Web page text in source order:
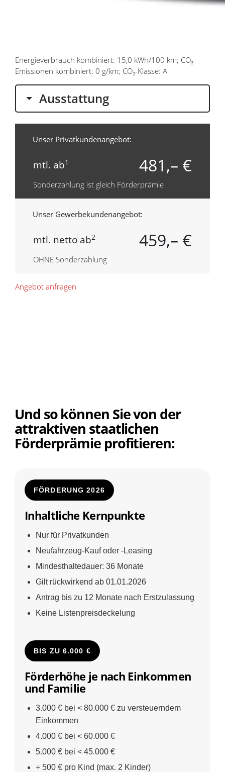
Energieverbrauch kombiniert: 15,0 kWh/100 km; CO₂-
Emissionen kombiniert: 0 g/km; CO₂-Klasse: A
Ausstattung
Unser Privatkundenangebot:
mtl. ab1 481,– €
Sonderzahlung ist gleich Förderprämie
Unser Gewerbekundenangebot:
mtl. netto ab2 459,– €
OHNE Sonderzahlung
Angebot anfragen
Und so können Sie von der
attraktiven staatlichen
Förderprämie profitieren:
FÖRDERUNG 2026
Inhaltliche Kernpunkte
Nur für Privatkunden
Neufahrzeug-Kauf oder -Leasing
Mindesthaltedauer: 36 Monate
Gilt rückwirkend ab 01.01.2026
Antrag bis zu 12 Monate nach Erstzulassung
Keine Listenpreisdeckelung
BIS ZU 6.000 €
Förderhöhe je nach Einkommen
und Familie
3.000 € bei < 80.000 € zu versteuerndem
Einkommen
4.000 € bei < 60.000 €
5.000 € bei < 45.000 €
+ 500 € pro Kind (max. 2 Kinder)